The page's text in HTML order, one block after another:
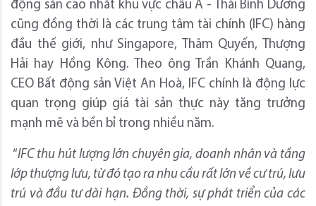
động sản cao nhất khu vực châu Á - Thái Bình Dương
cũng đồng thời là các trung tâm tài chính (IFC) hàng
đầu thế giới, như Singapore, Thâm Quyến, Thượng
Hải hay Hồng Kông. Theo ông Trần Khánh Quang,
CEO Bất động sản Việt An Hoà, IFC chính là động lực
quan trọng giúp giá tài sản thực này tăng trưởng
mạnh mẽ và bền bỉ trong nhiều năm.
“IFC thu hút lượng lớn chuyên gia, doanh nhân và tầng
lớp thượng lưu, từ đó tạo ra nhu cầu rất lớn về cư trú, lưu
trú và đầu tư dài hạn. Đồng thời, sự phát triển của các